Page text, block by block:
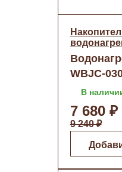
WBJC-
В
7 680 ₽
9 240 ₽